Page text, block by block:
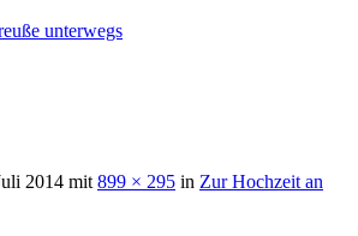
unterwegs
2014 mit 899 × 295 in Zur Hochzeit an